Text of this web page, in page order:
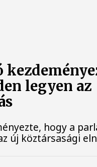
legyen az
hogy a
új köztársasági